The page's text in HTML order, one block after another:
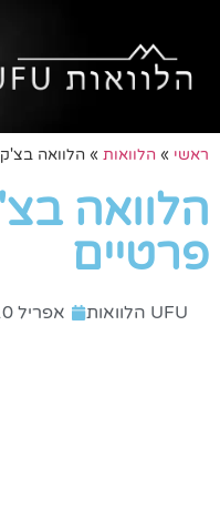
ראשי » הלוואות » הלוואה
הלוואה
פרטיים
UFU הלוואות אפריל 10, 2024